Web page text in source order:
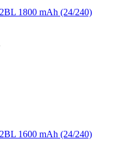
1800 mAh (24/240)
1600 mAh (24/240)